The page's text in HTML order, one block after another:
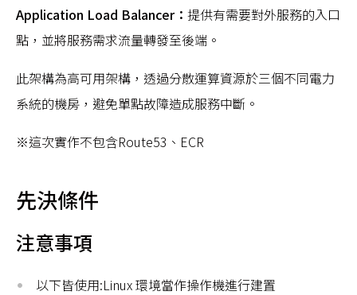
Application Load Balancer： 提供有需要對外服務的入口
點，並將服務需求流量轉發至後端。
此架構為高可用架構，透過分散運算資源於三個不同電力
系統的機房，避免單點故障造成服務中斷。
※這次實作不包含Route53、ECR
先決條件
注意事項
以下皆使用:Linux 環境當作操作機進行建置